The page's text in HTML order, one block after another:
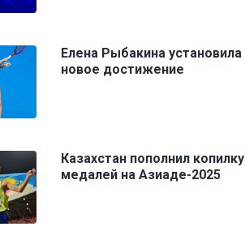
Елена Рыбакина установила
новое достижение
Казахстан пополнил копилку
медалей на Азиаде-2025